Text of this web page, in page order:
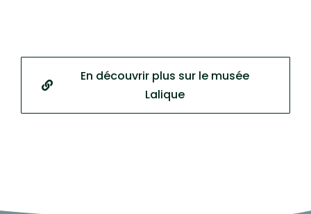
En découvrir plus sur le musée
Lalique